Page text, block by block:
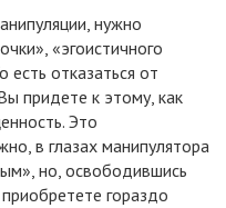
нужно
«эгоистичного
отказаться от
придете к этому, как
Это
в глазах манипулятора
но, освободившись
гораздо